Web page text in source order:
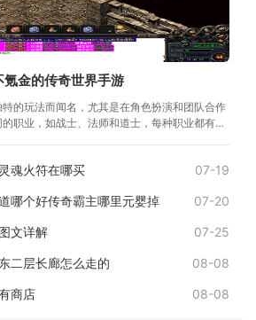
氪金的传奇世界手游
的玩法而闻名，尤其是在角色扮演和团队合作
职业，如战士、法师和道士，每种职业都有独
魂火符在哪买 07-19
哪个好传奇霸主哪里元婴掉 07-20
文详解 07-25
二层长廊怎么走的 08-08
商店 08-08